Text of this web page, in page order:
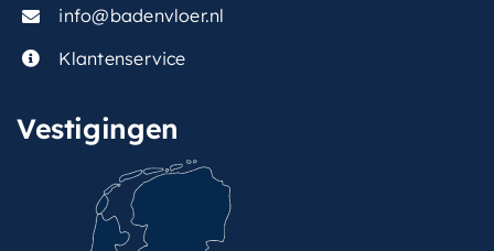
info@badenvloer.nl
Klantenservice
Vestigingen